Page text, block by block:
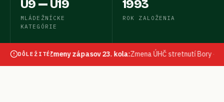
U9 — U19
MLÁDEŽNÍCKE
KATEGÓRIE
1993
ROK ZALOŽENIA
DÔLEŽITÉ
—Zmeny zápasov 23. kola:Zmena ÚHČ stretnutí Bory – LOK a Farná